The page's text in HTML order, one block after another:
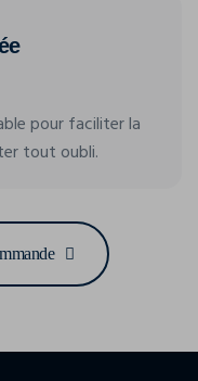
pour faciliter la
tout oubli.